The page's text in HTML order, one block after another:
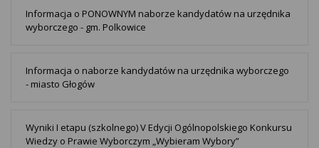
Informacja o PONOWNYM naborze kandydatów na urzędnika
wyborczego - gm. Polkowice
Informacja o naborze kandydatów na urzędnika wyborczego
- miasto Głogów
Wyniki I etapu (szkolnego) V Edycji Ogólnopolskiego Konkursu
Wiedzy o Prawie Wyborczym „Wybieram Wybory”